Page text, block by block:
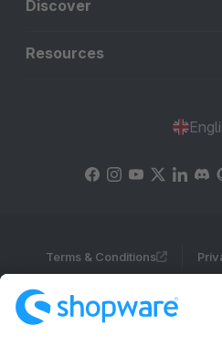
Discover
Resources
Terms & Conditions
Copyright © shopware